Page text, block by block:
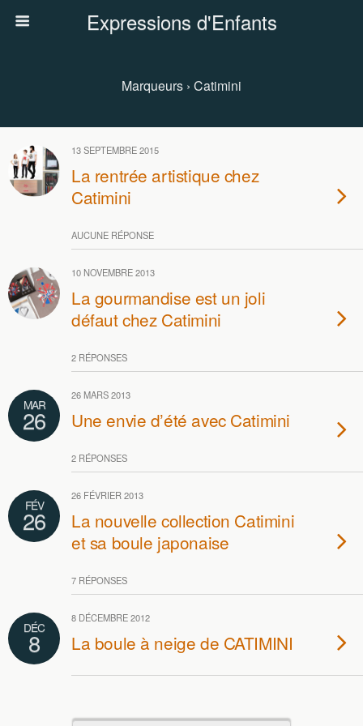
Expressions d'Enfants
Marqueurs › Catimini
13 SEPTEMBRE 2015
La rentrée artistique chez
Catimini
AUCUNE RÉPONSE
10 NOVEMBRE 2013
La gourmandise est un joli
défaut chez Catimini
2 RÉPONSES
MAR
26
26 MARS 2013
Une envie d’été avec Catimini
2 RÉPONSES
FÉV
26
26 FÉVRIER 2013
La nouvelle collection Catimini
et sa boule japonaise
7 RÉPONSES
DÉC
8
8 DÉCEMBRE 2012
La boule à neige de CATIMINI